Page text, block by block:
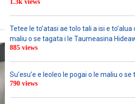
1.3k views
Tetee le to’atasi ae tolo tali a isi e to’alua
maliu o se tagata i le Taumeasina
885 views
Su’esu’e e leoleo le pogai o le maliu o se
790 views